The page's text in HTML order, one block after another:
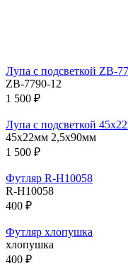
Лупа с подсветкой ZB-
ZB-7790-12
1 500 ₽
Лупа с подсветкой
45х22мм 2,5х90мм
1 500 ₽
Футляр R-H10058
R-H10058
400 ₽
Футляр хлопушка
хлопушка
400 ₽